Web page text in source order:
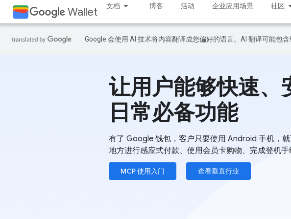
Wallet 文档 博客 活动 企业应用场景 社区
Google 会使用 AI 技术将内容翻译成您偏好的语言。AI 翻译可能包含
让用户能够快速、
日常必备功能
有了 Google 钱包，客户只要使用 Android 手机，
地方进行感应式付款、使用会员卡购物、完成登机手
MCP 使用入门 查看垂直行业